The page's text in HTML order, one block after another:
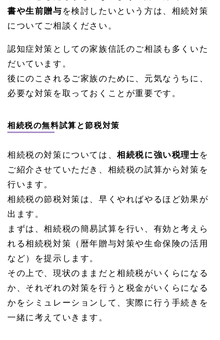
書や生前贈与 を検討したいという方は、相続対策
についてご相談ください。
認知症対策としての家族信託のご相談も多くいた
だいています。
後にのこされるご家族のために、元気なうちに、
必要な対策を取っておくことが重要です。
相続税の無料試算と節税対策
相続税の対策については、相続税に強い税理士 を
ご紹介させていただき、相続税の試算から対策を
行います。
相続税の節税対策は、早くやればやるほど効果が
出ます。
まずは、相続税の簡易試算を行い、有効と考えら
れる相続税対策（暦年贈与対策や生命保険の活用
など）を提示します。
その上で、現状のままだと相続税がいくらになる
か、それぞれの対策を行うと税金がいくらになる
かをシミュレーションして、実際に行う手続きを
一緒に考えていきます。